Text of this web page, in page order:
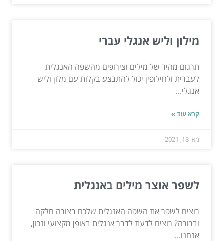
מילון וליש אנגלי עברי
תרגום מהיר של מילים וצירופים מהשפה האנגלית
לעברית ולחילופין יכול להתבצע בקלות עם מלון וליש
אנגלי...
קרא עוד »
מאי 18, 2021
לשפר אוצר מילים באנגלית
רוצים לשפר את השפה האנגלית שלכם בצורה חלקה
וברורה? רוצים לדעת לדבר אנגלית באופן מקצועי ונכון,
אנחנו...